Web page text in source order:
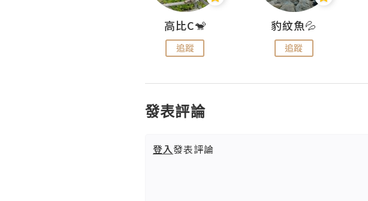
高比C🐒
追蹤
豹紋魚💦
追蹤
發表評論
登入發表評論